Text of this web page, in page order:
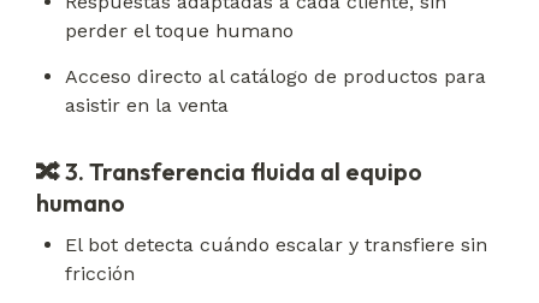
perder el toque humano
Acceso directo al catálogo de productos para
asistir en la venta
🔀 3. Transferencia fluida al equipo
humano
El bot detecta cuándo escalar y transfiere sin
fricción